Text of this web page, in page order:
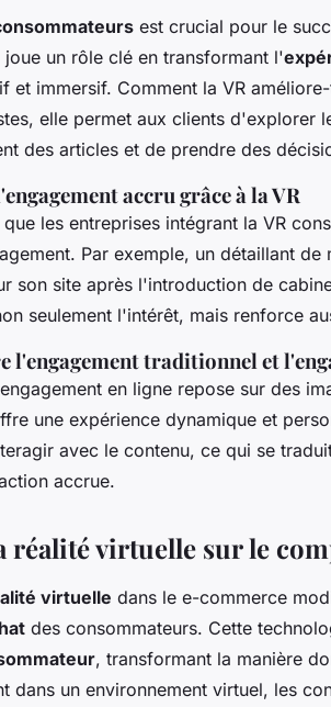
est crucial pour le
joue un rôle clé en transformant l'
et immersif. Comment la VR
elle permet aux clients d'explorer
des articles et de prendre des
accru grâce à la VR
les entreprises intégrant la VR
Par exemple, un détaillant de
son site après l'introduction de
seulement l'intérêt, mais renforce
l'engagement traditionnel et
en ligne repose sur des
une expérience dynamique et
avec le contenu, ce qui se
accrue.
réalité virtuelle sur le
virtuelle dans le e-commerce
des consommateurs. Cette
, transformant la manière
dans un environnement virtuel, les